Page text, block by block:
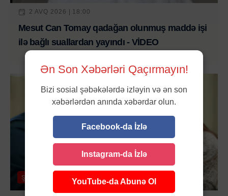
2 AVQ 2026 | 18:00
Mesut Can Tomay qadağan olunmuş maddə işi
ilə bağlı suallardan yayındı - VİDEO
Şou-biznes
Ən Son Xəbərləri Qaçırmayın!
Bizi sosial şəbəkələrdə izləyin və ən son
xəbərlərdən anında xəbərdar olun.
Facebook-da İzlə
Instagram-da İzlə
YouTube-da Abunə Ol